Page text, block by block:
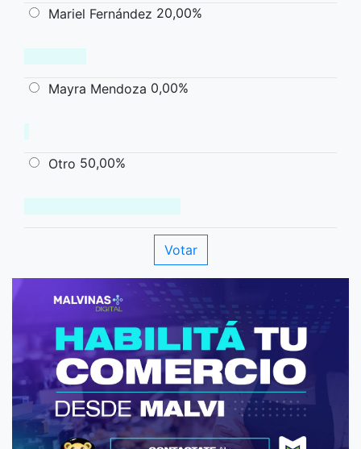
Mariel Fernández 20,00%
Mayra Mendoza 0,00%
Otro 50,00%